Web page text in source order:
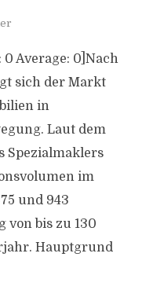
Average: 0]Nach
sich der Markt
in
Laut dem
Spezialmaklers
im
und 943
von bis zu 130
Hauptgrund